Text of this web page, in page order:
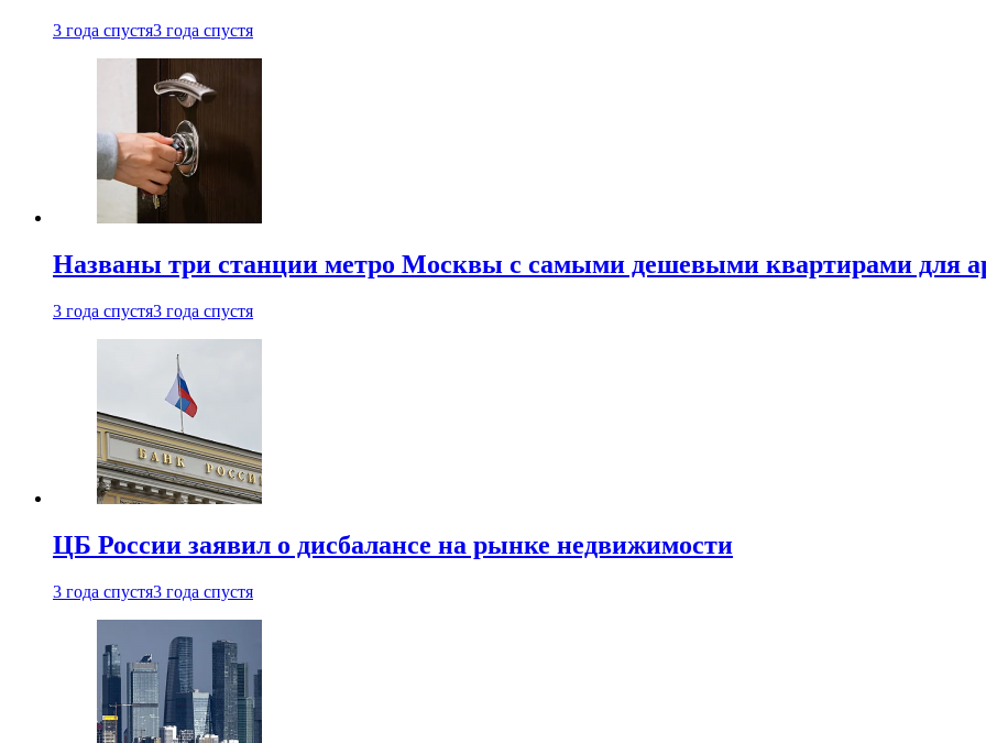
3 года спустя3 года спустя
Названы три станции метро Москвы с самыми дешевыми квартирами для
3 года спустя3 года спустя
ЦБ России заявил о дисбалансе на рынке недвижимости
3 года спустя3 года спустя